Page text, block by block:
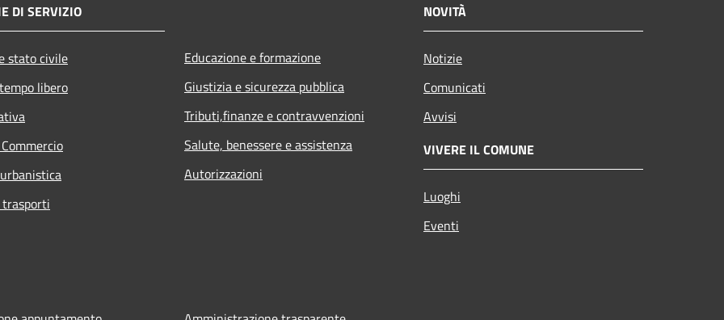
DI SERVIZIO
stato civile
libero
Educazione e formazione
Giustizia e sicurezza pubblica
Tributi,finanze e contravvenzioni
Salute, benessere e assistenza
Autorizzazioni
NOVITÀ
Notizie
Comunicati
Avvisi
VIVERE IL COMUNE
Luoghi
Eventi